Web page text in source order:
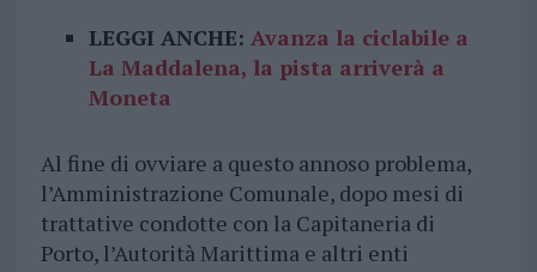
LEGGI ANCHE: Avanza la ciclabile a
La Maddalena, la pista arriverà a
Moneta
Al fine di ovviare a questo annoso problema,
l’Amministrazione Comunale, dopo mesi di
trattative condotte con la Capitaneria di
Porto, l’Autorità Marittima e altri enti